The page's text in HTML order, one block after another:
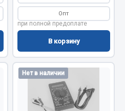
ещё
Опт
при полной предоплате
В корзину
Нет в наличии